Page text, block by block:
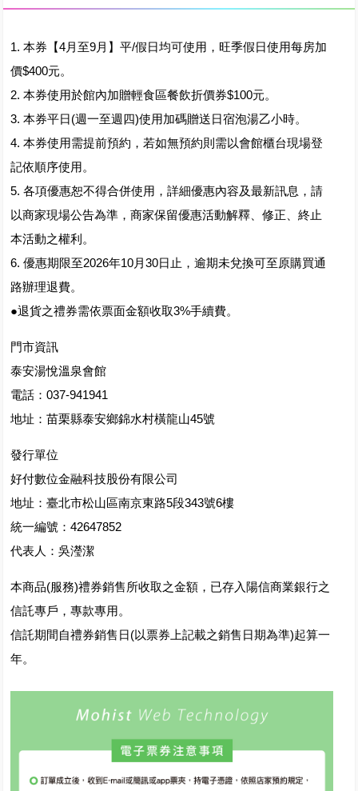
1. 本券【4月至9月】平/假日均可使用，旺季假日使用每房加
價$400元。
2. 本券使用於館內加贈輕食區餐飲折價券$100元。
3. 本券平日(週一至週四)使用加碼贈送日宿泡湯乙小時。
4. 本券使用需提前預約，若如無預約則需以會館櫃台現場登
記依順序使用。
5. 各項優惠恕不得合併使用，詳細優惠內容及最新訊息，請
以商家現場公告為準，商家保留優惠活動解釋、修正、終止
本活動之權利。
6. 優惠期限至2026年10月30日止，逾期未兌換可至原購買通
路辦理退費。
●退貨之禮券需依票面金額收取3%手續費。
門市資訊
泰安湯悅溫泉會館
電話：037-941941
地址：苗栗縣泰安鄉錦水村橫龍山45號
發行單位
好付數位金融科技股份有限公司
地址：臺北市松山區南京東路5段343號6樓
統一編號：42647852
代表人：吳瀅潔
本商品(服務)禮券銷售所收取之金額，已存入陽信商業銀行之
信託專戶，專款專用。
信託期間自禮券銷售日(以票券上記載之銷售日期為準)起算一
年。